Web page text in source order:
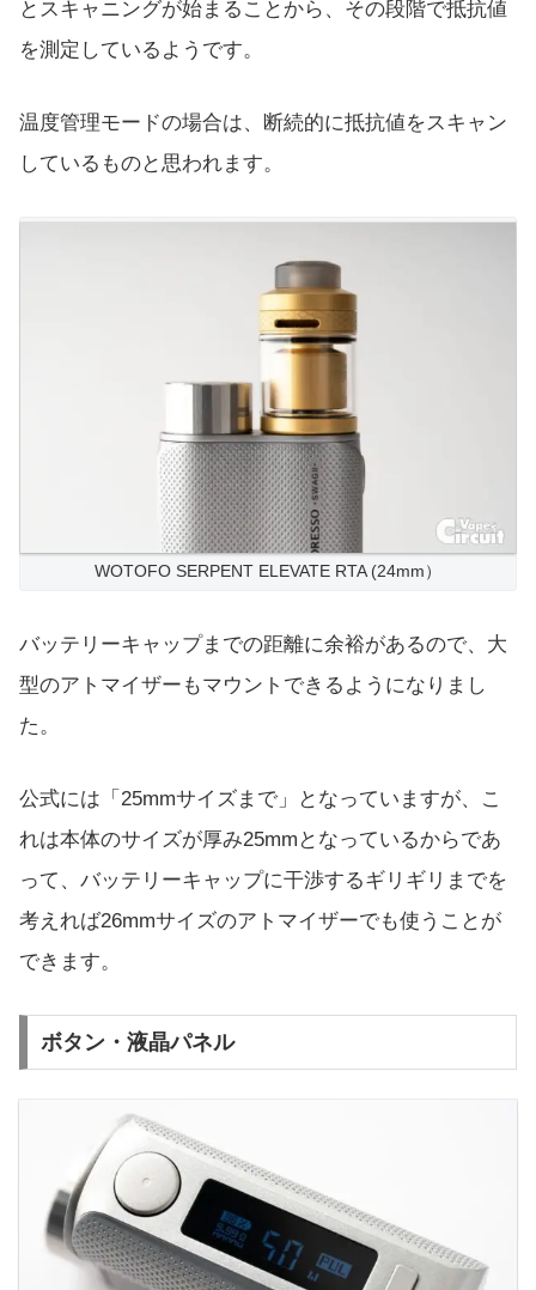
とスキャニングが始まることから、その段階で抵抗値
を測定しているようです。
温度管理モードの場合は、断続的に抵抗値をスキャン
しているものと思われます。
WOTOFO SERPENT ELEVATE RTA (24mm）
バッテリーキャップまでの距離に余裕があるので、大
型のアトマイザーもマウントできるようになりまし
た。
公式には「25mmサイズまで」となっていますが、こ
れは本体のサイズが厚み25mmとなっているからであ
って、バッテリーキャップに干渉するギリギリまでを
考えれば26mmサイズのアトマイザーでも使うことが
できます。
ボタン・液晶パネル